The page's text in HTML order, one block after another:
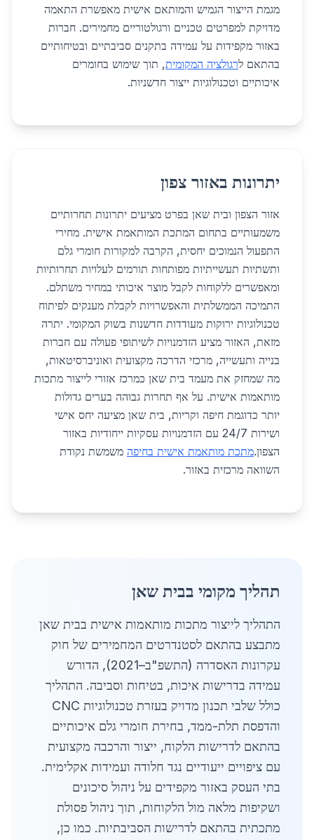
מגמת הייצור הגמיש והמותאם אישית מאפשרת התאמה
מדויקת למפרטים טכניים ורגולטוריים מחמירים. חברות
באזור מקפידות על עמידה בתקנים סביבתיים ובטיחותיים
בהתאם לרגולציה המקומית, תוך שימוש בחומרים
איכותיים וטכנולוגיות ייצור חדשניות.
יתרונות באזור צפון
אזור הצפון ובית שאן בפרט מציעים יתרונות תחרותיים
משמעותיים בתחום המתכת המותאמת אישית. מחירי
התפעול הנמוכים יחסית, הקרבה למקורות חומרי גלם
ותשתיות תעשייתיות מפותחות תורמים לעלויות תחרותיות
ומאפשרים ללקוחות לקבל מוצר איכותי במחיר משתלם.
התמיכה הממשלתית והאפשרויות לקבלת מענקים לפיתוח
טכנולוגיות ירוקות מעודדות חדשנות בשוק המקומי. יתרה
מזאת, האזור מציע הזדמנויות לשיתופי פעולה עם חברות
בנייה ותעשייה, מרכזי הדרכה מקצועית ואוניברסיטאות,
מה שמחזק את מעמד בית שאן כמרכז אזורי לייצור מתכות
מותאמות אישית. על אף תחרות גבוהה בערים גדולות
יותר כדוגמת חיפה וקריות, בית שאן מציעה יחס אישי
ושירות 24/7 עם הזדמנויות עסקיות ייחודיות באזור
הצפון.מתכת מותאמת אישית בחיפה משמשת נקודת
השוואה מרכזית באזור.
תהליך מקומי בבית שאן
התהליך לייצור מתכות מותאמות אישית בבית שאן
מתבצע בהתאם לסטנדרטים המחמירים של חוק
עקרונות האסדרה (התשפ"ב–2021), הדורש
עמידה בדרישות איכות, בטיחות וסביבה. התהליך
כולל שלבי תכנון מדויק בעזרת טכנולוגיות CNC
והדפסת תלת-ממד, בחירת חומרי גלם איכותיים
בהתאם לדרישות הלקוח, ייצור והרכבה מקצועית
עם ציפויים ייעודיים נגד חלודה ועמידות אקלימית.
בתי העסק באזור מקפידים על ניהול סיכונים
ושקיפות מלאה מול הלקוחות, תוך ניהול פסולת
מתכתית בהתאם לדרישות הסביבתיות. כמו כן,